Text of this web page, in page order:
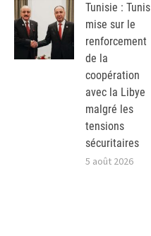
Tunisie : Tunis
mise sur le
renforcement
de la
coopération
avec la Libye
malgré les
tensions
sécuritaires
5 août 2026